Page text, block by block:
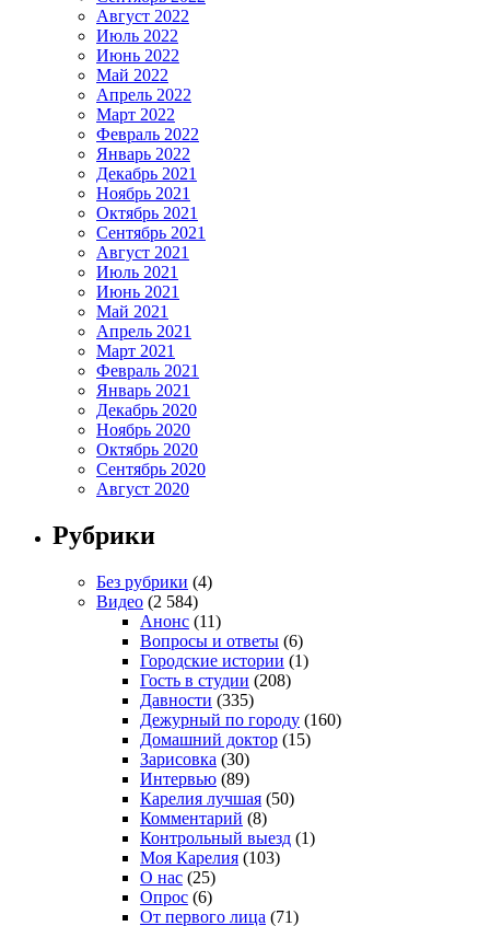
Август 2022
Июль 2022
Июнь 2022
Май 2022
Апрель 2022
Март 2022
Февраль 2022
Январь 2022
Декабрь 2021
Ноябрь 2021
Октябрь 2021
Сентябрь 2021
Август 2021
Июль 2021
Июнь 2021
Май 2021
Апрель 2021
Март 2021
Февраль 2021
Январь 2021
Декабрь 2020
Ноябрь 2020
Октябрь 2020
Сентябрь 2020
Август 2020
Рубрики
Без рубрики (4)
Видео (2 584)
Анонс (11)
Вопросы и ответы (6)
Городские истории (1)
Гость в студии (208)
Давности (335)
Дежурный по городу (160)
Домашний доктор (15)
Зарисовка (30)
Интервью (89)
Карелия лучшая (50)
Комментарий (8)
Контрольный выезд (1)
Моя Карелия (103)
О нас (25)
Опрос (6)
От первого лица (71)